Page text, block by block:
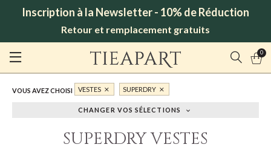
Inscription à la Newsletter - 10% de Réduction
Retour et remplacement gratuits
0
VOUS AVEZ CHOISI VESTES SUPERDRY
CHANGER VOS SÉLECTIONS
SUPERDRY VESTES